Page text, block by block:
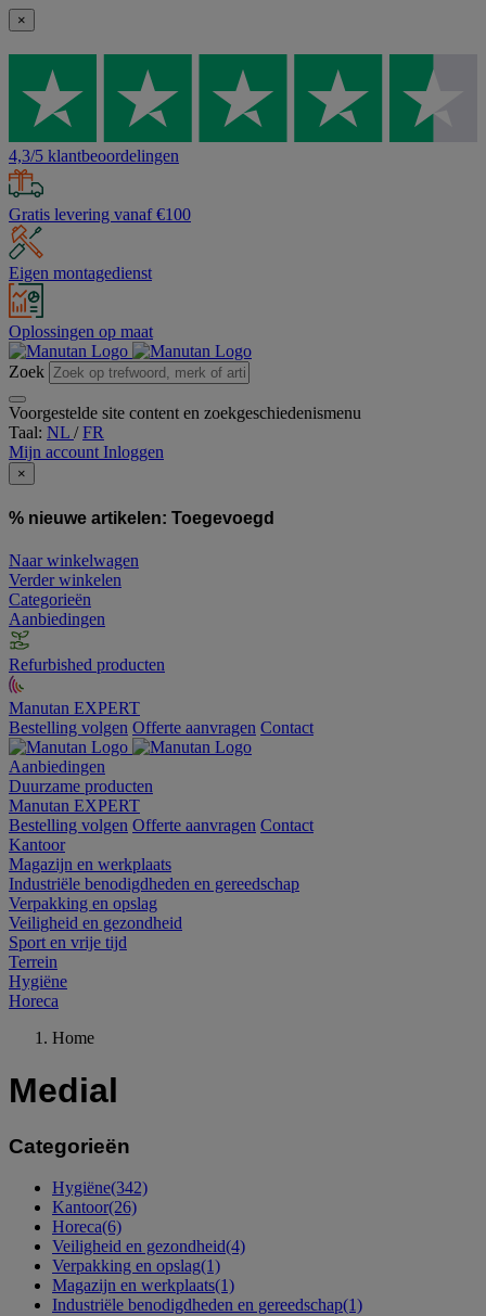
×
4,3/5 klantbeoordelingen
Gratis levering vanaf €100
Eigen montagedienst
Oplossingen op maat
Zoek
Voorgestelde site content en zoekgeschiedenismenu
Taal: NL /FR
Mijn account Inloggen
×
% nieuwe artikelen: Toegevoegd
Naar winkelwagen
Verder winkelen
Categorieën
Aanbiedingen
Refurbished producten
Manutan EXPERT
Bestelling volgen Offerte aanvragen Contact
Aanbiedingen
Duurzame producten
Manutan EXPERT
Bestelling volgen Offerte aanvragen Contact
Kantoor
Magazijn en werkplaats
Industriële benodigdheden en gereedschap
Verpakking en opslag
Veiligheid en gezondheid
Sport en vrije tijd
Terrein
Hygiëne
Horeca
Home
Medial
Categorieën
Hygiëne(342)
Kantoor(26)
Horeca(6)
Veiligheid en gezondheid(4)
Verpakking en opslag(1)
Magazijn en werkplaats(1)
Industriële benodigdheden en gereedschap(1)